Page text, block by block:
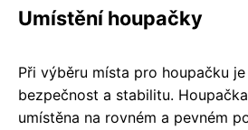
Umístění houpačky
Při výběru místa pro houpačku
bezpečnost a stabilitu.
umístěna na rovném a pevném